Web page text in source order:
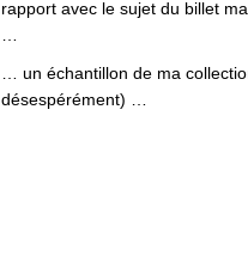
rapport avec le sujet du billet
… un échantillon de ma
désespérément) …